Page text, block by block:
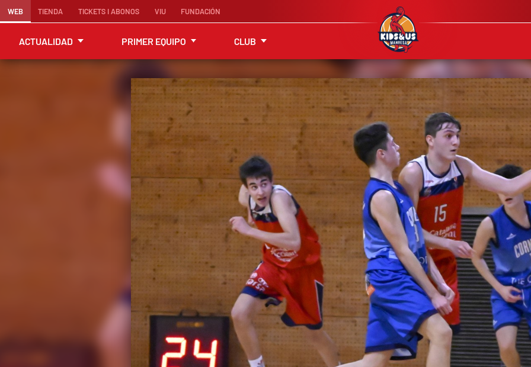
WEB TIENDA TICKETS I ABONOS VIU FUNDACIÓN
ACTUALIDAD PRIMER EQUIPO CLUB